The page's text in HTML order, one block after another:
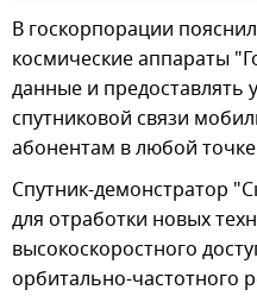
В госкорпорации
космические аппараты
данные и предоставлять
спутниковой связи
абонентам в любой
Спутник-демонстратор
для отработки новых
высокоскоростного
орбитально-частотного